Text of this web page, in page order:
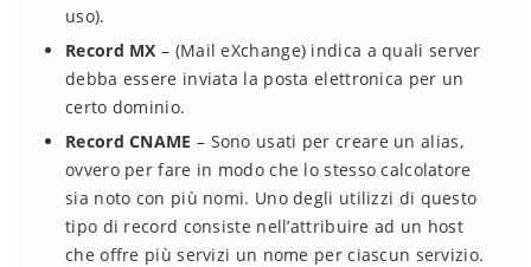
uso).
Record MX – (Mail eXchange) indica a quali server
debba essere inviata la posta elettronica per un
certo dominio.
Record CNAME – Sono usati per creare un alias,
ovvero per fare in modo che lo stesso calcolatore
sia noto con più nomi. Uno degli utilizzi di questo
tipo di record consiste nell’attribuire ad un host
che offre più servizi un nome per ciascun servizio.